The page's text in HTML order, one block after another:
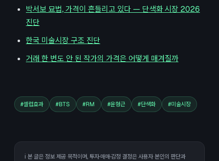
박서보 묘법, 가격이 흔들리고 있다 — 단색화 시장 2026
진단
한국 미술시장 구조 진단
거래 한 번도 안 된 작가의 가격은 어떻게 매겨질까
#셀럽효과 #BTS #RM #윤형근 #단색화 #미술시장
ℹ️ 본 글은 정보 제공 목적이며, 투자·매매·감정 결정은 사용자 본인의 판단과